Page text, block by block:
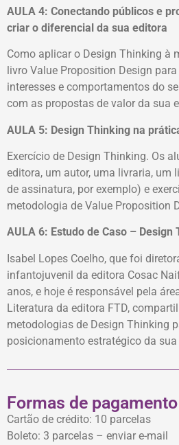
AULA 4: Conectando públicos e
criar o diferencial da sua editora
Como aplicar o Design Thinking à
livro Value Proposition Design
interesses e comportamentos do
com as propostas de valor da sua
AULA 5: Design Thinking na
Exercício de Design Thinking. Os
editora, um autor, uma livraria, um
de assinatura, por exemplo) e
metodologia de Value Proposition
AULA 6: Estudo de Caso – Design
Isabel Lopes Coelho, que foi
infantojuvenil da editora Cosac
anos, e hoje é responsável pela
Literatura da editora FTD,
metodologias de Design Thinking
posicionamento estratégico da sua
Formas de pagamento
Cartão de crédito: 10 parcelas
Boleto: 3 parcelas – enviar e-mail